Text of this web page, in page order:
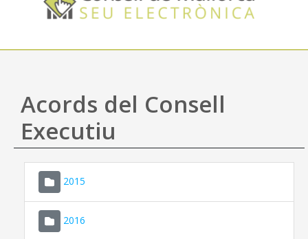
Accés i seguretat
Utilitats
Ajuda
Acords del Consell
Executiu
2015
2016